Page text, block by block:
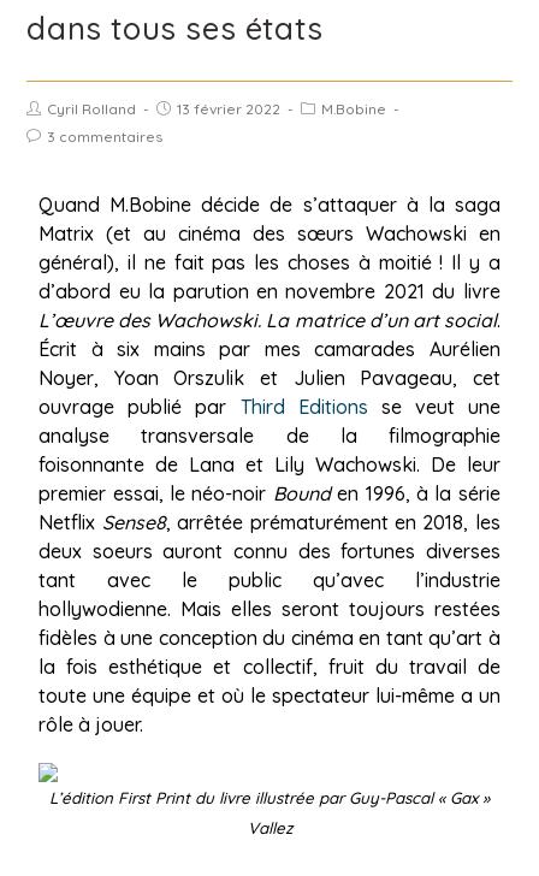
dans tous ses états
Cyril Rolland 13 février 2022
M.Bobine
3 commentaires
Quand M.Bobine décide de s’attaquer à la saga
Matrix (et au cinéma des sœurs Wachowski en
général), il ne fait pas les choses à moitié ! Il y a
d’abord eu la parution en novembre 2021 du livre
L’œuvredes Wachowski. La matrice d’un art social.
Écrit à six mains par mes camarades Aurélien
Noyer, Yoan Orszulik et Julien Pavageau, cet
ouvrage publié par Third Editions se veut une
analyse transversale de la filmographie
foisonnante de Lana et Lily Wachowski. De leur
premier essai, le néo-noir Bounden 1996, à la série
Netflix Sense8, arrêtée prématurément en 2018, les
deux soeurs auront connu des fortunes diverses
tant avec le public qu’avec l’industrie
hollywodienne. Mais elles seront toujours restées
fidèles à une conception du cinéma en tant qu’art à
la fois esthétique et collectif, fruit du travail de
toute une équipe et où le spectateur lui-même a un
rôle à jouer.
L’édition First Print du livre illustrée par Guy-Pascal « Gax »
Vallez